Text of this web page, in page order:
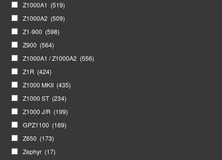
Z1000A1 (519)
Z1000A2 (509)
Z1-900 (598)
Z900 (564)
Z1000A1 / Z1000A2 (556)
Z1R (424)
Z1000 MKII (435)
Z1000 ST (234)
Z1000 J/R (199)
GPZ1100 (169)
Z650 (173)
Zephyr (17)